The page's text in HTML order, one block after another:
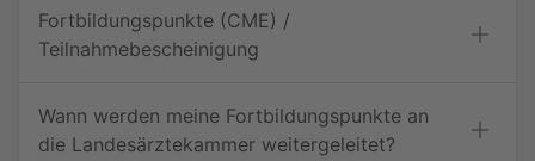
Komplikationen, technischer und klinischer Erfolg
sowie schwerwiegende unerwünschte Ereignisse
nach 30 Tagen wurden untersucht. Primäre und
Meier-Analyse beurteilt.
Fortbildungspunkte (CME) /
Teilnahmebescheinigung
Wann werden meine Fortbildungspunkte an
die Landesärztekammer weitergeleitet?